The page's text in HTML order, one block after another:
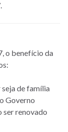
o benefício da
seja de família
Governo
ser renovado